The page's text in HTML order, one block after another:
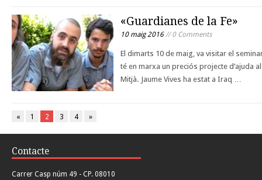
«Guardianes de la Fe»
10 maig 2016// 0 Comments
El dimarts 10 de maig, va visitar el
té en marxa un preciós projecte d’ajuda
Mitjà. Jaume Vives ha estat a Iraq …
« 1 2 3 4 »
Contacte
Carrer Casp núm 49 - CP. 08010